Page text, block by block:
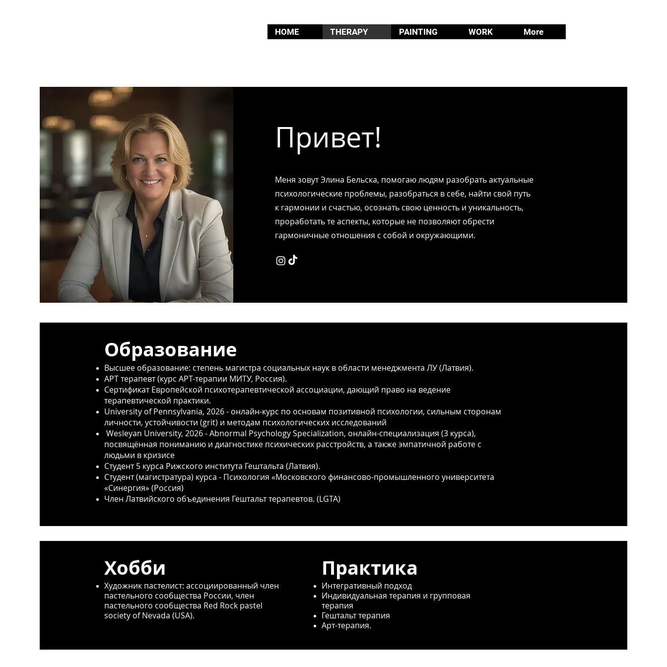
HOME THERAPY PAINTING WORK More
Привет!
Меня зовут Элина Бельска, помогаю людям разобрать актуальные
психологические проблемы, разобраться в себе, найти свой путь
к гармонии и счастью, осознать свою ценность и уникальность,
проработать те аспекты, которые не позволяют обрести
гармоничные отношения с собой и окружающими.
Образование
Высшее образование: степень магистра социальных наук в области менеджмента ЛУ (Латвия).
АРТ терапевт (курс АРТ-терапии МИТУ, Россия).
Сертификат Европейской психотерапевтической ассоциации, дающий право на ведение
терапевтической практики.
University of Pennsylvania, 2026 - онлайн-курс по основам позитивной психологии, сильным сторонам
личности, устойчивости (grit) и методам психологических исследований
Wesleyan University, 2026 - Abnormal Psychology Specialization, онлайн-специализация (3 курса),
посвящённая пониманию и диагностике психических расстройств, а также эмпатичной работе с
людьми в кризисе
Студент 5 курса Рижского института Гештальта (Латвия).
Студент (магистратура) курса - Психология «Московского финансово-промышленного университета
«Синергия» (Россия)
Член Латвийского объединения Гештальт терапевтов. (LGTA)
Хобби Практика
Художник пастелист: ассоциированный член
пастельного сообщества России, член
пастельного сообщества Red Rock pastel
society of Nevada (USA).
Интегративный подход
Индивидуальная терапия и групповая
терапия
Гештальт терапия
Арт-терапия.